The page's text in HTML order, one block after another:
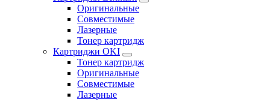
Оригинальные
Совместимые
Лазерные
Тонер картридж
Картриджи OKI
Тонер картридж
Оригинальные
Совместимые
Лазерные